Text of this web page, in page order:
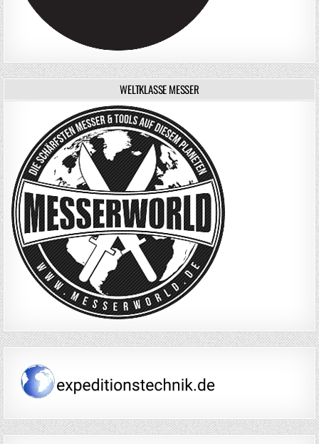
WELTKLASSE MESSER